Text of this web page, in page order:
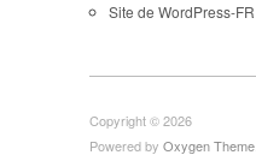
Site de WordPress-FR
Copyright © 2026
Powered by Oxygen Theme